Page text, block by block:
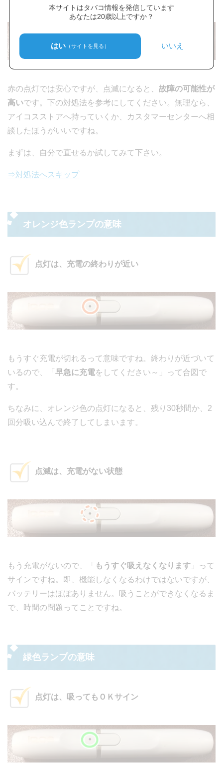
本サイトはタバコ情報を発信しています
あなたは20歳以上ですか？
はい （サイトを見る） いいえ
赤の点灯では安心ですが、点滅になると、 故障の可能性が
高いです。下の対処法を参考にしてください。無理なら、
アイコスストアへ持っていくか、カスタマーセンターへ相
談したほうがいいですね。
まずは、自分で直せるか試してみて下さい。
⇒対処法へスキップ
オレンジ色ランプの意味
点灯は、充電の終わりが近い
もうすぐ充電が切れるって意味ですね。終わりが近づいて
いるので、「 早急に充電をしてください～」って合図で
す。
ちなみに、オレンジ色の点灯になると、残り30秒間か、2
回分吸い込んで終了してしまいます。
点滅は、充電がない状態
もう充電がないので、「 もうすぐ吸えなくなります 」って
サインですね。即、機能しなくなるわけではないですが、
バッテリーはほぼありません。吸うことができなくなるま
で、時間の問題ってことですね。
緑色ランプの意味
点灯は、吸ってもＯＫサイン